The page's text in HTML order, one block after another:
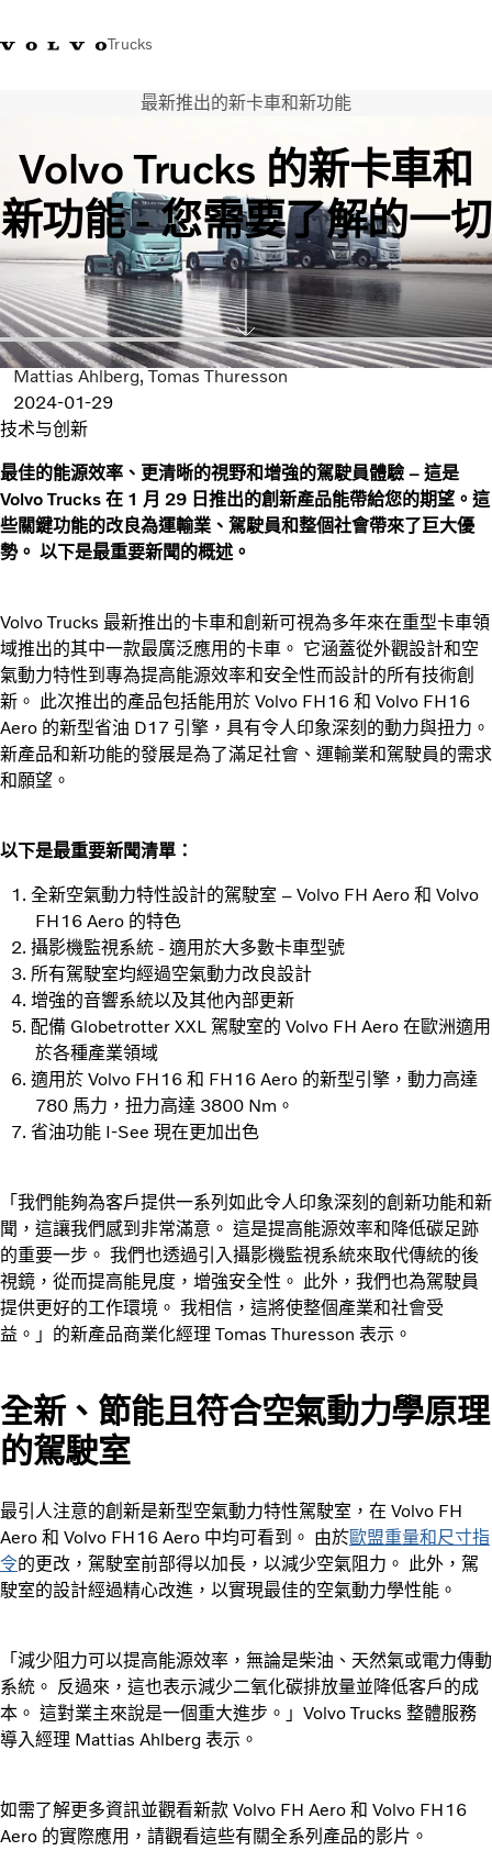
Trucks
WhatsApp 3713 1738售服專線 3713 1788Volvo Trucks 商店
運輸解決方案
貨車
服務
尋找經銷商
News
關於我們
聯絡我們
IAL 電子報
下載專區
最新推出的新卡車和新功能
Volvo Trucks 的新卡車和
新功能 - 您需要了解的一切
Mattias Ahlberg Tomas Thuresson
2024-01-29
技术与创新
最佳的能源效率、更清晰的視野和增強的駕駛員體驗 – 這是
Volvo Trucks 在 1 月 29 日推出的創新產品能帶給您的期望。這
些關鍵功能的改良為運輸業、駕駛員和整個社會帶來了巨大優
勢。 以下是最重要新聞的概述。
Volvo Trucks 最新推出的卡車和創新可視為多年來在重型卡車領
域推出的其中一款最廣泛應用的卡車。 它涵蓋從外觀設計和空
氣動力特性到專為提高能源效率和安全性而設計的所有技術創
新。 此次推出的產品包括能用於 Volvo FH16 和 Volvo FH16
Aero 的新型省油 D17 引擎，具有令人印象深刻的動力與扭力。
新產品和新功能的發展是為了滿足社會、運輸業和駕駛員的需求
和願望。
以下是最重要新聞清單：
全新空氣動力特性設計的駕駛室 – Volvo FH Aero 和 Volvo
FH16 Aero 的特色
攝影機監視系統 - 適用於大多數卡車型號
所有駕駛室均經過空氣動力改良設計
增強的音響系統以及其他內部更新
配備 Globetrotter XXL 駕駛室的 Volvo FH Aero 在歐洲適用
於各種產業領域
適用於 Volvo FH16 和 FH16 Aero 的新型引擎，動力高達
780 馬力，扭力高達 3800 Nm。
省油功能 I-See 現在更加出色
「我們能夠為客戶提供一系列如此令人印象深刻的創新功能和新
聞，這讓我們感到非常滿意。 這是提高能源效率和降低碳足跡
的重要一步。 我們也透過引入攝影機監視系統來取代傳統的後
視鏡，從而提高能見度，增強安全性。 此外，我們也為駕駛員
提供更好的工作環境。 我相信，這將使整個產業和社會受
益。」的新產品商業化經理 Tomas Thuresson 表示。
全新、節能且符合空氣動力學原理
的駕駛室
最引人注意的創新是新型空氣動力特性駕駛室，在 Volvo FH
Aero 和 Volvo FH16 Aero 中均可看到。 由於歐盟重量和尺寸指
令的更改，駕駛室前部得以加長，以減少空氣阻力。 此外，駕
駛室的設計經過精心改進，以實現最佳的空氣動力學性能。
「減少阻力可以提高能源效率，無論是柴油、天然氣或電力傳動
系統。 反過來，這也表示減少二氧化碳排放量並降低客戶的成
本。 這對業主來說是一個重大進步。」Volvo Trucks 整體服務
導入經理 Mattias Ahlberg 表示。
如需了解更多資訊並觀看新款 Volvo FH Aero 和 Volvo FH16
Aero 的實際應用，請觀看這些有關全系列產品的影片。